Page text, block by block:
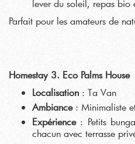
lever du soleil, repas bio
Parfait pour les amateurs de
Homestay 3. Eco Palms House
Localisation : Ta Van
Ambiance: Minimaliste
Expérience: Petits
chacun avec terrasse